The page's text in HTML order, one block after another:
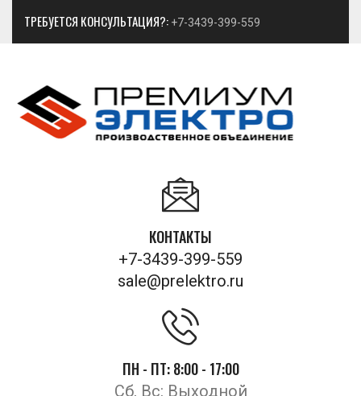
ТРЕБУЕТСЯ КОНСУЛЬТАЦИЯ?: +7-3439-399-559
КОНТАКТЫ
+7-3439-399-559
sale@prelektro.ru
ПН - ПТ: 8:00 - 17:00
Сб, Вс: Выходной